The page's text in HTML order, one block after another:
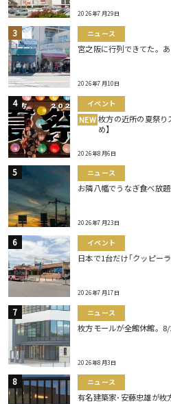
2026年7月29日
ニュース
宮之阪に行列できてた。
2026年7月10日
イベント
NEW 枚方の近所の夏祭り
め】
2026年8月6日
ニュース
お隣八幡でうなぎ食べ放題
2026年7月23日
イベント
日本で1台だけ｢クッピー
2026年7月17日
ニュース
枚方モールが全館休館。
2026年8月3日
ニュース
有名建築家･安藤忠雄が枚